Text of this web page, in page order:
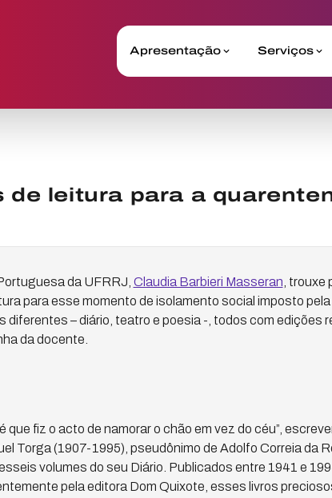
Apresentação Serviços
de leitura para a
da UFRRJ, Claudia Barbieri Masseran ,
para esse momento de isolamento social imposto pela
diferentes – diário, teatro e poesia -, todos com edições
da docente.
que fiz o acto de namorar o chão em vez do céu”,
Torga (1907-1995), pseudônimo de Adolfo Correia da
volumes do seu Diário. Publicados entre 1941 e
pela editora Dom Quixote, esses livros